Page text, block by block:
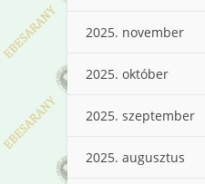
2025. november
2025. október
2025. szeptember
2025. augusztus